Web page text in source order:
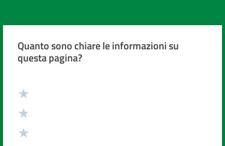
Quanto sono chiare le informazioni su
questa pagina?